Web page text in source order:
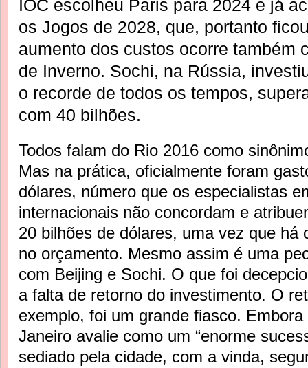
IOC escolheu Paris para 2024 e já
os Jogos de 2028, que, portanto
aumento dos custos ocorre também
de Inverno. Sochi, na Rússia,
o recorde de todos os tempos,
com 40 bilhões.
Todos falam do Rio 2016 como
Mas na prática, oficialmente foram
dólares, número que os especialistas
internacionais não concordam e
20 bilhões de dólares, uma vez que há
no orçamento. Mesmo assim é uma
com Beijing e Sochi. O que foi
a falta de retorno do investimento. O
exemplo, foi um grande fiasco.
Janeiro avalie como um “enorme
sediado pela cidade, com a vinda,